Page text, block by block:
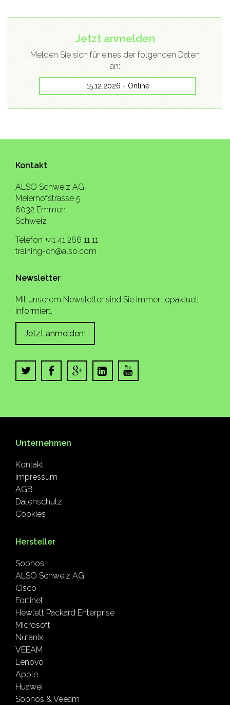
Jetzt anmelden
Melden Sie sich für eines der folgenden Daten
an:
15.12.2026 - Online
Kontakt
ALSO Schweiz AG
Meierhofstrasse 5
6032 Emmen
Schweiz
Telefon +41 41 266 11 11
training-ch@also.com
Newsletter
Mit unserem Newsletter sind Sie immer topaktuell
informiert.
Jetzt anmelden!
Unternehmen
Kontakt
Impressum
AGB
Datenschutz
Cookies
Hersteller
Sophos
ALSO Schweiz AG
Cisco
Fortinet
Hewlett Packard Enterprise
Microsoft
Nutanix
VEEAM
Lenovo
Apple
Huawei
Sophos & Veeam